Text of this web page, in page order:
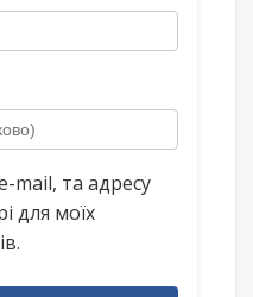
mail, та адресу
для моїх